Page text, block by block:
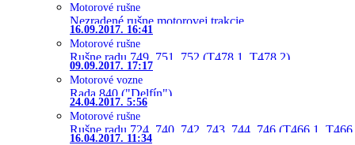
Motorové rušne
Nezradené rušne motorovej trakcie
16.09.2017. 16:41
Motorové rušne
Rušne radu 749, 751, 752 (T478.1, T478.2)
09.09.2017. 17:17
Motorové vozne
Rada 840 ("Delfín")
24.04.2017. 5:56
Motorové rušne
Rušne radu 724, 740, 742, 743, 744, 746 (T466.1,
16.04.2017. 11:34